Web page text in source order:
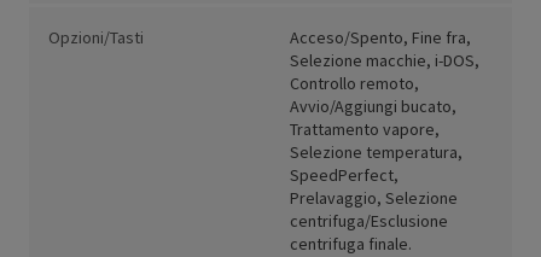
Opzioni/Tasti
Acceso/Spento, Fine fra,
Selezione macchie, i-DOS,
Controllo remoto,
Avvio/Aggiungi bucato,
Trattamento vapore,
Selezione temperatura,
SpeedPerfect,
Prelavaggio, Selezione
centrifuga/Esclusione
centrifuga finale.